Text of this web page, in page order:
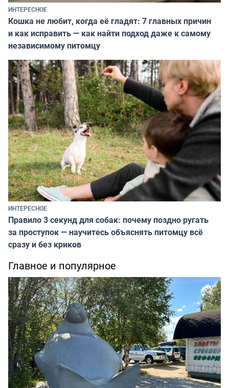
ИНТЕРЕСНОЕ
Кошка не любит, когда её гладят: 7 главных причин
и как исправить — как найти подход даже к самому
независимому питомцу
ИНТЕРЕСНОЕ
Правило 3 секунд для собак: почему поздно ругать
за проступок — научитесь объяснять питомцу всё
сразу и без криков
Главное и популярное